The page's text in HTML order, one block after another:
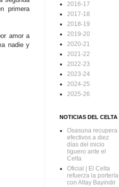
primera
amor a
nadie y
2016-17
2017-18
2018-19
2019-20
2020-21
2021-22
2022-23
2023-24
2024-25
2025-26
NOTICIAS DEL CELTA
Osasuna recupera
efectivos a diez
días del inicio
liguero ante el
Celta
Oficial | El Celta
refuerza la portería
con Altay Bayindir